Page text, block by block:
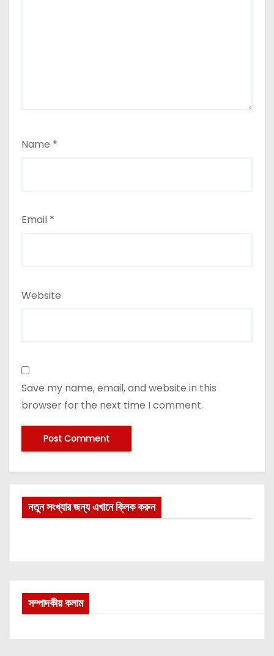
Name *
Email *
Website
Save my name, email, and website in this
browser for the next time I comment.
নতুন সংখ্যার জন্য এখানে ক্লিক করুন
সম্পাদকীয় কলাম